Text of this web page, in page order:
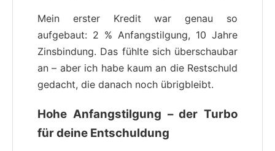
Mein erster Kredit war genau so
aufgebaut: 2 % Anfangstilgung, 10 Jahre
Zinsbindung. Das fühlte sich überschaubar
an – aber ich habe kaum an die Restschuld
gedacht, die danach noch übrigbleibt.
Hohe Anfangstilgung – der Turbo
für deine Entschuldung